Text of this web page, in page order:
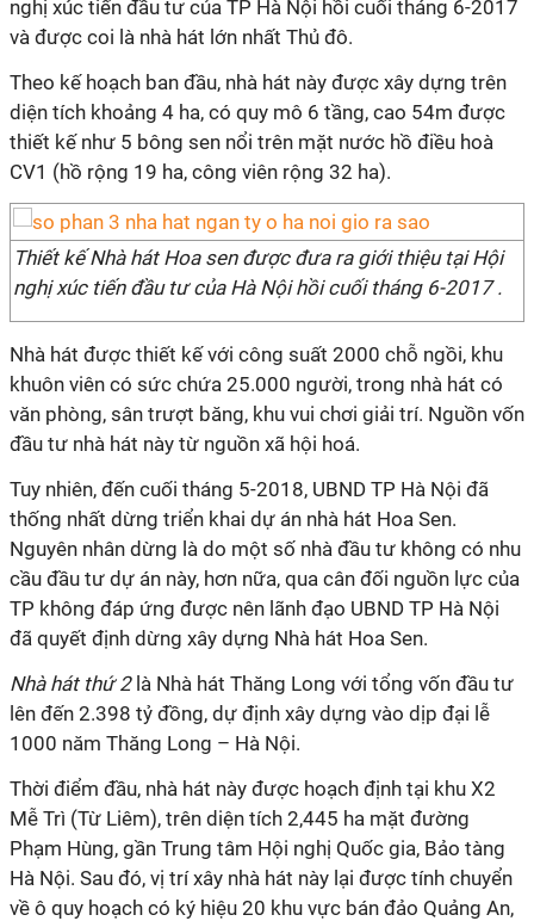
nghị xúc tiến đầu tư của TP Hà Nội hồi cuối tháng 6-2017
và được coi là nhà hát lớn nhất Thủ đô.
Theo kế hoạch ban đầu, nhà hát này được xây dựng trên
diện tích khoảng 4 ha, có quy mô 6 tầng, cao 54m được
thiết kế như 5 bông sen nổi trên mặt nước hồ điều hoà
CV1 (hồ rộng 19 ha, công viên rộng 32 ha).
Thiết kế Nhà hát Hoa sen được đưa ra giới thiệu tại Hội
nghị xúc tiến đầu tư của Hà Nội hồi cuối tháng 6-2017 .
Nhà hát được thiết kế với công suất 2000 chỗ ngồi, khu
khuôn viên có sức chứa 25.000 người, trong nhà hát có
văn phòng, sân trượt băng, khu vui chơi giải trí. Nguồn vốn
đầu tư nhà hát này từ nguồn xã hội hoá.
Tuy nhiên, đến cuối tháng 5-2018, UBND TP Hà Nội đã
thống nhất dừng triển khai dự án nhà hát Hoa Sen.
Nguyên nhân dừng là do một số nhà đầu tư không có nhu
cầu đầu tư dự án này, hơn nữa, qua cân đối nguồn lực của
TP không đáp ứng được nên lãnh đạo UBND TP Hà Nội
đã quyết định dừng xây dựng Nhà hát Hoa Sen.
Nhà hát thứ 2là Nhà hát Thăng Long với tổng vốn đầu tư
lên đến 2.398 tỷ đồng, dự định xây dựng vào dịp đại lễ
1000 năm Thăng Long – Hà Nội.
Thời điểm đầu, nhà hát này được hoạch định tại khu X2
Mễ Trì (Từ Liêm), trên diện tích 2,445 ha mặt đường
Phạm Hùng, gần Trung tâm Hội nghị Quốc gia, Bảo tàng
Hà Nội. Sau đó, vị trí xây nhà hát này lại được tính chuyển
về ô quy hoạch có ký hiệu 20 khu vực bán đảo Quảng An,